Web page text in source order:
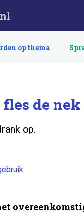
op thema
de
op.